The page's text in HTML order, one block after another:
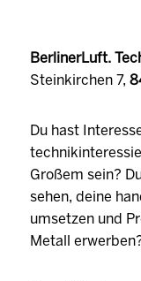
BerlinerLuft.
Steinkirchen 7,
Du hast
Großem sein?
sehen, deine
umsetzen und
Metall